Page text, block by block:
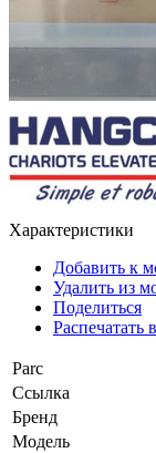
Характеристики
Добавить к
Удалить из
Поделиться
Распечатать
Parc
Ссылка
Бренд
Модель